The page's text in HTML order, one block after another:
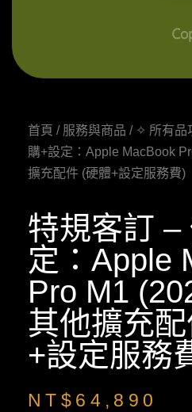
首頁 / 服務與商品 / ✧ 所有品
購+設定：Apple MacBook
擴充配件 (硬體+設定服務費)
特規客訂 –
定：Apple
Pro M1
其他擴充
+設定服務
NT$ 64,890